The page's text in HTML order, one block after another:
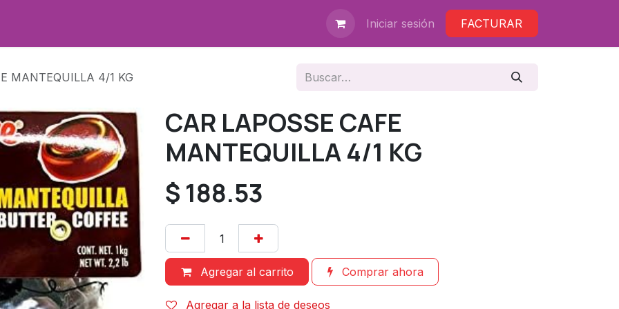
Iniciar sesión FACTURAR
MANTEQUILLA 4/1 KG
CAR LAPOSSE CAFE
MANTEQUILLA 4/1 KG
$ 188.53
Agregar al carrito Comprar ahora
Agregar a la lista de deseos